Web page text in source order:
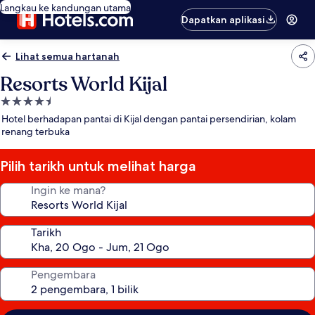
Langkau ke kandungan utama
Dapatkan aplikasi
Lihat semua hartanah
Resorts World Kijal
Hartanah
4.5
bintang
Hotel berhadapan pantai di Kijal dengan pantai persendirian, kolam
renang terbuka
Pilih tarikh untuk melihat harga
Ingin ke mana?
Tarikh
Pengembara